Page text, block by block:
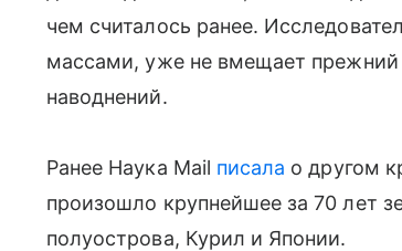
чем считалось ранее.
массами, уже не вмещает прежний
наводнений.
Ранее Наука Mail писала о другом
произошло крупнейшее за 70 лет
полуострова, Курил и Японии.